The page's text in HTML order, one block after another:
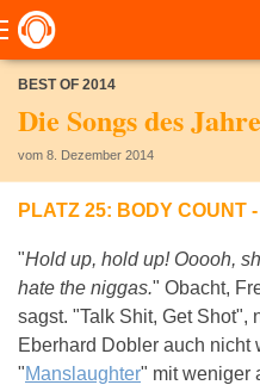
BEST OF 2014
Die Songs des
vom 8. Dezember 2014
PLATZ 25: BODY COUNT
"Hold up, hold up! Ooooh,
hate the niggas." Obacht,
sagst. "Talk Shit, Get
Eberhard Dobler auch nicht
"Manslaughter" mit weniger